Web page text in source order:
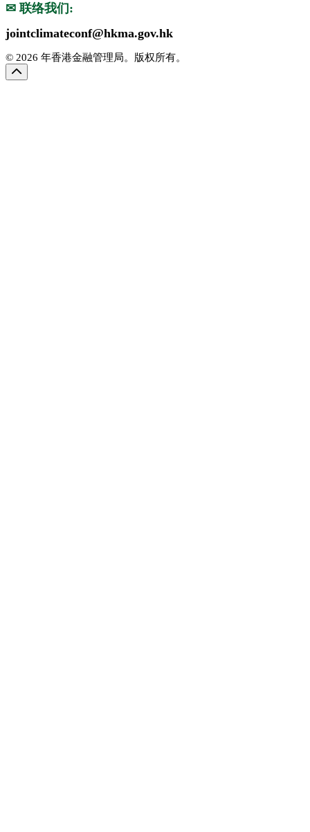
✉ 联络我们:
jointclimateconf@hkma.gov.hk
© 2026 年香港金融管理局。版权所有。